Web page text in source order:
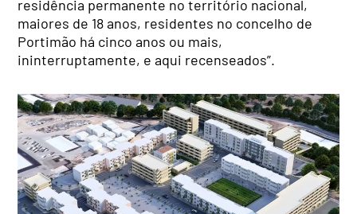
residência permanente no território nacional,
maiores de 18 anos, residentes no concelho de
Portimão há cinco anos ou mais,
ininterruptamente, e aqui recenseados”.